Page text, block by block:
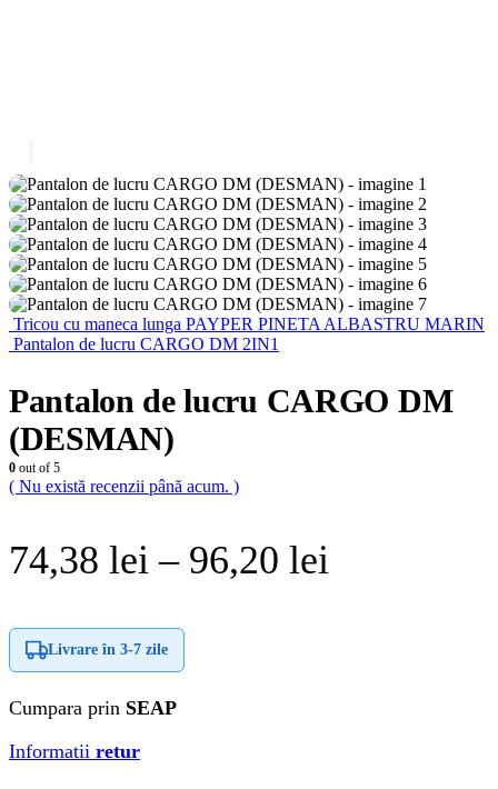
Tricou cu maneca lunga PAYPER PINETA ALBASTRU MARIN
Pantalon de lucru CARGO DM 2IN1
Pantalon de lucru CARGO DM
(DESMAN)
0 out of 5
( Nu există recenzii până acum. )
74,38 lei – 96,20 lei
Livrare în 3-7 zile
Cumpara prin SEAP
Informatii retur